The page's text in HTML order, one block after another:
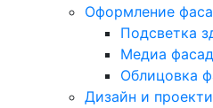
Оформление
Подсветка
Медиа
Облицовка
Дизайн и